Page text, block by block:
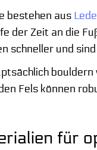
bestehen aus
der Zeit an die
schneller und
Fels können
für